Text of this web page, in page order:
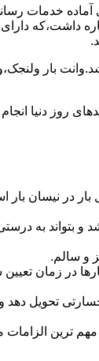
آماده خدمات
داشت،که
بار
روز دنیا
در نیسان بار
بتواند به
و سالم.
در زمان
تحویل دهد و
از مهم ترین